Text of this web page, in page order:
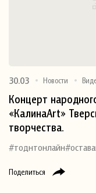
Поделиться
30.03 Новости
Концерт
«КалинаArt»
творчества.